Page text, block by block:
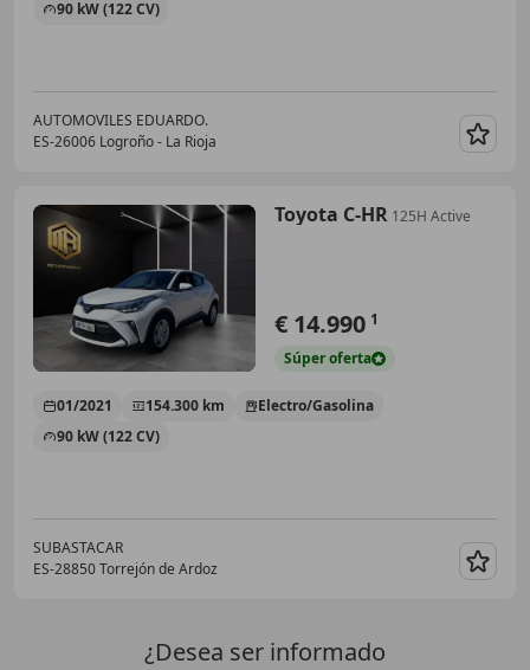
90 kW (122 CV)
AUTOMOVILES EDUARDO.
ES-26006 Logroño - La Rioja
Toyota C-HR 125H Active
€ 14.990 1
Súperoferta
01/2021 154.300 km
Electro/Gasolina
90 kW (122 CV)
SUBASTACAR
ES-28850 Torrejón de Ardoz
¿Desea ser informado